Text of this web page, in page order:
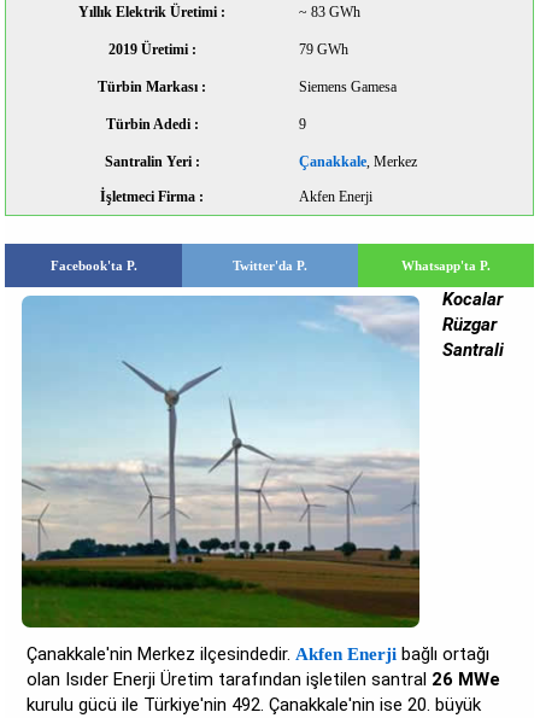
Yıllık Elektrik Üretimi : ~ 83 GWh
2019 Üretimi : 79 GWh
Türbin Markası : Siemens Gamesa
Türbin Adedi : 9
Santralin Yeri : Çanakkale, Merkez
İşletmeci Firma : Akfen Enerji
Facebook'ta P. Twitter'da P. Whatsapp'ta P.
Kocalar
Rüzgar
Santrali
Çanakkale'nin Merkez ilçesindedir.Akfen Enerji bağlı ortağı
olan Isıder Enerji Üretim tarafından işletilen santral 26 MWe
kurulu gücü ile Türkiye'nin 492. Çanakkale'nin ise 20. büyük